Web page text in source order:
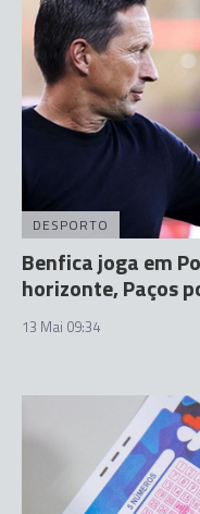
DESPORTO
Benfica joga em
horizonte, Paços
13 Mai 09:34